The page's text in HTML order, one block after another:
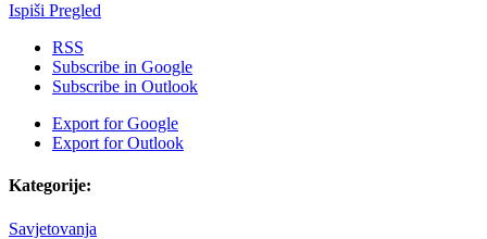
Ispiši Pregled
RSS
Subscribe in Google
Subscribe in Outlook
Export forGoogle
Export forOutlook
Kategorije:
Savjetovanja